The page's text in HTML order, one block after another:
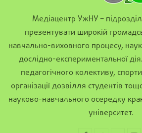
Медіацентр УжНУ –
презентувати широкій
навчально-виховного процесу,
дослідно-експериментальної
педагогічного колективу,
організації дозвілля студентів
науково-навчального осередку
університет.